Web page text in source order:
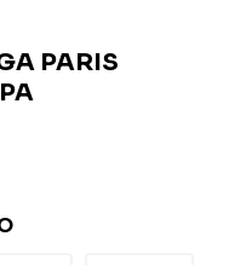
PARIS